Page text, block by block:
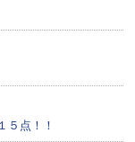
５点！！